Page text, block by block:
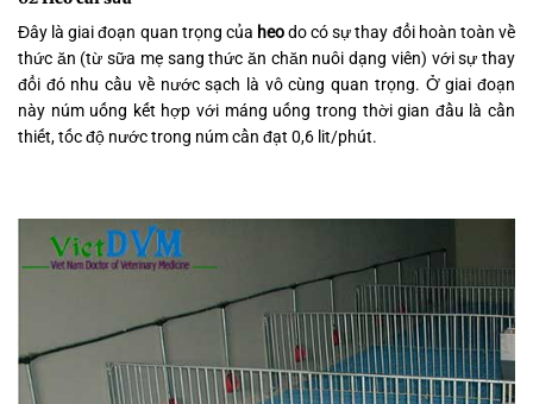
Đây là giai đoạn quan trọng của heodo có sự thay đổi hoàn toàn về
thức ăn (từ sữa mẹ sang thức ăn chăn nuôi dạng viên) với sự thay
đổi đó nhu cầu về nước sạch là vô cùng quan trọng. Ở giai đoạn
này núm uống kết hợp với máng uống trong thời gian đầu là cần
thiết, tốc độ nước trong núm cần đạt 0,6 lit/phút.